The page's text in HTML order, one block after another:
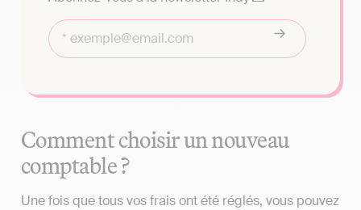
Comment choisir un nouveau
comptable ?
Une fois que tous vos frais ont été réglés, vous pouvez